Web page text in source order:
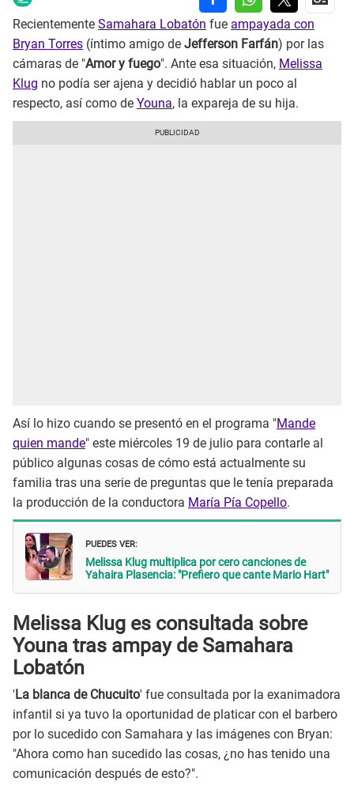
Recientemente Samahara Lobatón fue ampayada con
Bryan Torres (íntimo amigo de Jefferson Farfán) por las
cámaras de "Amor y fuego". Ante esa situación, Melissa
Klug no podía ser ajena y decidió hablar un poco al
respecto, así como de Youna, la expareja de su hija.
Así lo hizo cuando se presentó en el programa "Mande
quien mande" este miércoles 19 de julio para contarle al
público algunas cosas de cómo está actualmente su
familia tras una serie de preguntas que le tenía preparada
la producción de la conductora María Pía Copello.
PUEDES VER:
Melissa Klug multiplica por cero canciones de
Yahaira Plasencia: "Prefiero que cante Mario Hart"
Melissa Klug es consultada sobre
Youna tras ampay de Samahara
Lobatón
' La blanca de Chucuito' fue consultada por la exanimadora
infantil si ya tuvo la oportunidad de platicar con el barbero
por lo sucedido con Samahara y las imágenes con Bryan:
"Ahora como han sucedido las cosas, ¿no has tenido una
comunicación después de esto?".